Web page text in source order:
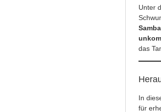
Unter
Samba
das
In
für